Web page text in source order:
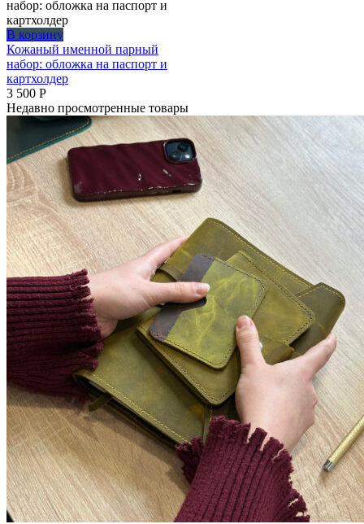
В корзину
Кожаный именной парный
набор: обложка на паспорт и
картхолдер
3 500 Р
Недавно просмотренные товары